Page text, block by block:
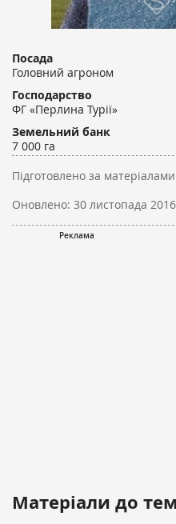
Посада
Головний агроном
Господарство
ФГ «Перлина Турії»
Земельний банк
7 000 га
Підготовлено за
Оновлено: 30 листопада
Матеріали до